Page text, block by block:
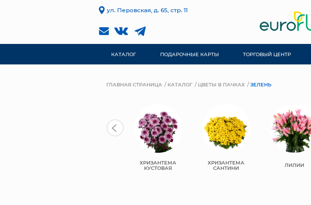
ул. Перовская, д. 65, стр. 11
КАТАЛОГ ПОДАРОЧНЫЕ КАРТЫ ТОРГОВЫЙ ЦЕНТР
ГЛАВНАЯ СТРАНИЦА КАТАЛОГ ЦВЕТЫ В ПАЧКАХ ЗЕЛЕНЬ
ХРИЗАНТЕМА
КУСТОВАЯ
ХРИЗАНТЕМА
САНТИНИ ЛИЛИИ